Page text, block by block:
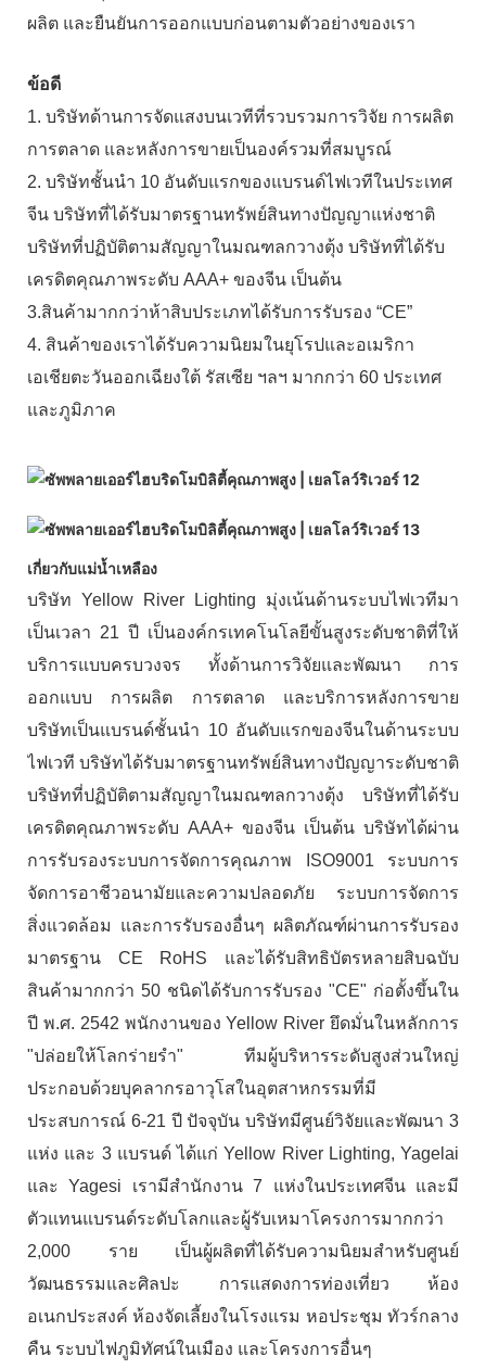
ผลิต และยืนยันการออกแบบก่อนตามตัวอย่างของเรา
ข้อดี
1. บริษัทด้านการจัดแสงบนเวทีที่รวบรวมการวิจัย การผลิต
การตลาด และหลังการขายเป็นองค์รวมที่สมบูรณ์
2. บริษัทชั้นนำ 10 อันดับแรกของแบรนด์ไฟเวทีในประเทศ
จีน บริษัทที่ได้รับมาตรฐานทรัพย์สินทางปัญญาแห่งชาติ
บริษัทที่ปฏิบัติตามสัญญาในมณฑลกวางตุ้ง บริษัทที่ได้รับ
เครดิตคุณภาพระดับ AAA+ ของจีน เป็นต้น
3.สินค้ามากกว่าห้าสิบประเภทได้รับการรับรอง “CE”
4. สินค้าของเราได้รับความนิยมในยุโรปและอเมริกา
เอเชียตะวันออกเฉียงใต้ รัสเซีย ฯลฯ มากกว่า 60 ประเทศ
และภูมิภาค
เกี่ยวกับแม่น้ำเหลือง
บริษัท Yellow River Lighting มุ่งเน้นด้านระบบไฟเวทีมา
เป็นเวลา 21 ปี เป็นองค์กรเทคโนโลยีขั้นสูงระดับชาติที่ให้
บริการแบบครบวงจร ทั้งด้านการวิจัยและพัฒนา การ
ออกแบบ การผลิต การตลาด และบริการหลังการขาย
บริษัทเป็นแบรนด์ชั้นนำ 10 อันดับแรกของจีนในด้านระบบ
ไฟเวที บริษัทได้รับมาตรฐานทรัพย์สินทางปัญญาระดับชาติ
บริษัทที่ปฏิบัติตามสัญญาในมณฑลกวางตุ้ง บริษัทที่ได้รับ
เครดิตคุณภาพระดับ AAA+ ของจีน เป็นต้น บริษัทได้ผ่าน
การรับรองระบบการจัดการคุณภาพ ISO9001 ระบบการ
จัดการอาชีวอนามัยและความปลอดภัย ระบบการจัดการ
สิ่งแวดล้อม และการรับรองอื่นๆ ผลิตภัณฑ์ผ่านการรับรอง
มาตรฐาน CE RoHS และได้รับสิทธิบัตรหลายสิบฉบับ
สินค้ามากกว่า 50 ชนิดได้รับการรับรอง "CE" ก่อตั้งขึ้นใน
ปี พ.ศ. 2542 พนักงานของ Yellow River ยึดมั่นในหลักการ
"ปล่อยให้โลกร่ายรำ" ทีมผู้บริหารระดับสูงส่วนใหญ่
ประกอบด้วยบุคลากรอาวุโสในอุตสาหกรรมที่มี
ประสบการณ์ 6-21 ปี ปัจจุบัน บริษัทมีศูนย์วิจัยและพัฒนา 3
แห่ง และ 3 แบรนด์ ได้แก่ Yellow River Lighting, Yagelai
และ Yagesi เรามีสำนักงาน 7 แห่งในประเทศจีน และมี
ตัวแทนแบรนด์ระดับโลกและผู้รับเหมาโครงการมากกว่า
2,000 ราย เป็นผู้ผลิตที่ได้รับความนิยมสำหรับศูนย์
วัฒนธรรมและศิลปะ การแสดงการท่องเที่ยว ห้อง
อเนกประสงค์ ห้องจัดเลี้ยงในโรงแรม หอประชุม ทัวร์กลาง
คืน ระบบไฟภูมิทัศน์ในเมือง และโครงการอื่นๆ